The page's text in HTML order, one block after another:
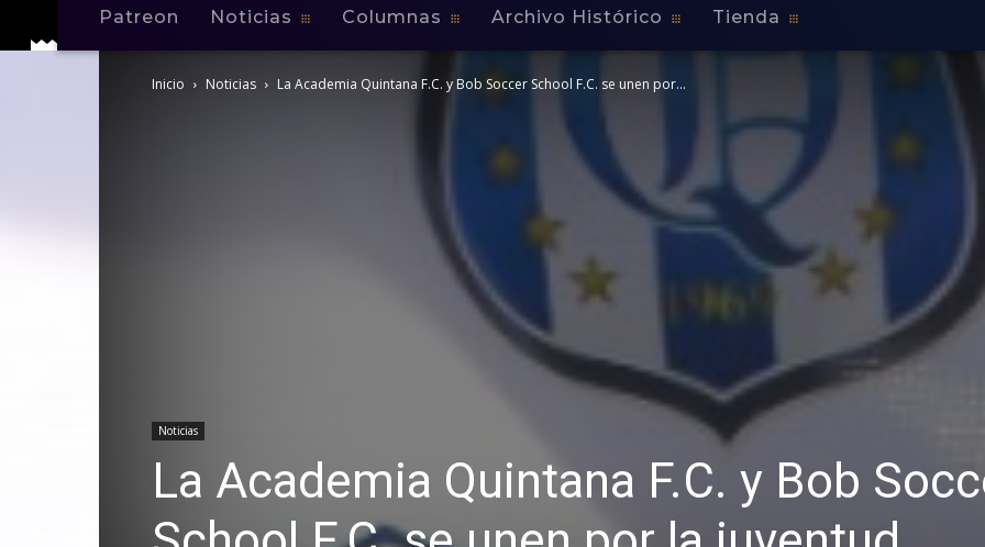
Patreon Noticias Columnas Archivo Histórico Tienda
Inicio Noticias La Academia Quintana F.C. y Bob Soccer School F.C. se unen por...
Noticias
La Academia Quintana F.C. y Bob